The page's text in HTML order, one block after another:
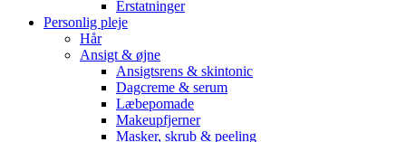
Erstatninger
Personlig pleje
Hår
Ansigt & øjne
Ansigtsrens & skintonic
Dagcreme & serum
Læbepomade
Makeupfjerner
Masker, skrub & peeling